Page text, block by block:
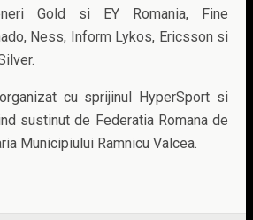
Gold si EY Romania, Fine
Ness, Inform Lykos, Ericsson si
cu sprijinul HyperSport si
sustinut de Federatia Romana de
Municipiului Ramnicu Valcea.